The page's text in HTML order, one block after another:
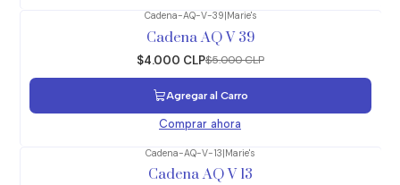
Cadena-AQ-V-39 Marie's
Cadena AQ V 39
$4.000 CLP$5.000 CLP
Agregar al Carro
Comprar ahora
Cadena-AQ-V-13|Marie's
Cadena AQ V 13